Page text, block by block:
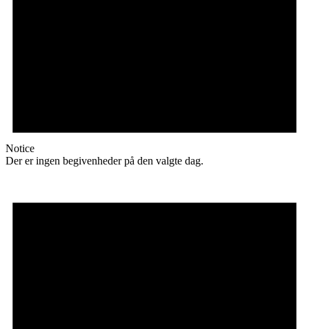
Notice
Der er ingen begivenheder på den valgte dag.